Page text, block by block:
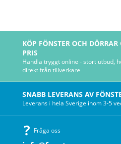
KÖP FÖNSTER OCH
PRIS
Handla tryggt online - stort utbud,
direkt från tillverkare
SNABB LEVERANS AV
Leverans i hela Sverige inom 3-5
Fråga oss